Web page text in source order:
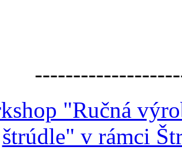
"Ručná
štrúdle" v rámci